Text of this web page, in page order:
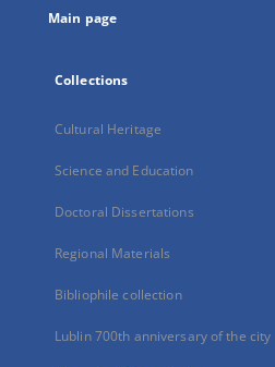
Main page
Collections
Cultural Heritage
Science and Education
Doctoral Dissertations
Regional Materials
Bibliophile collection
Lublin 700th anniversary of the city